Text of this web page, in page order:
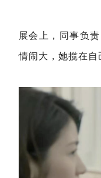
展会上，同事负
情闹大，她揽在自